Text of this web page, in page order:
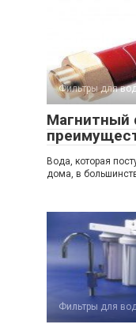
Фильтры для
Магнитный
Вода, которая
дома, в
Фильтры для